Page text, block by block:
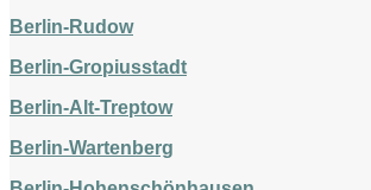
Berlin-Rudow
Berlin-Gropiusstadt
Berlin-Alt-Treptow
Berlin-Wartenberg